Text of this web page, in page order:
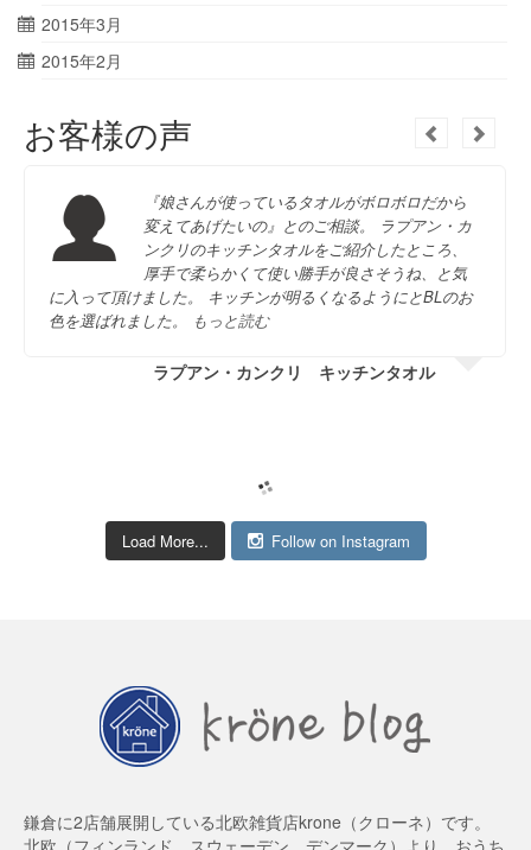
2015年3月
2015年2月
お客様の声
『娘さんが使っているタオルがボロボロだから
変えてあげたいの』とのご相談。 ラプアン・カ
ンクリのキッチンタオルをご紹介したところ、
厚手で柔らかくて使い勝手が良さそうね、と気
に入って頂けました。 キッチンが明るくなるようにとBLのお
色を選ばれました。
もっと読む
ラプアン・カンクリ キッチンタオル
Load More... Follow on Instagram
鎌倉に2店舗展開している北欧雑貨店krone（クローネ）です。
北欧（フィンランド、スウェーデン、デンマーク）より、おうち